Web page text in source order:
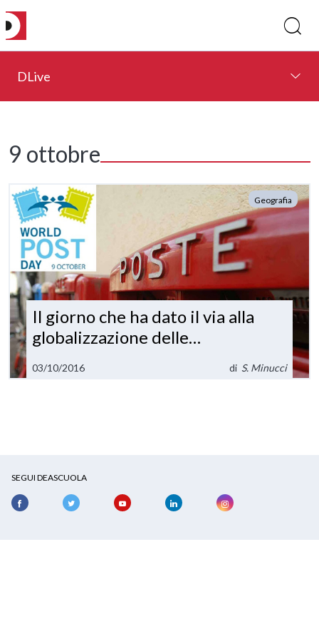
DLive
9 ottobre
Geografia
Il giorno che ha dato il via alla
globalizzazione delle
03/10/2016 di S. Minucci
SEGUI DEASCUOLA